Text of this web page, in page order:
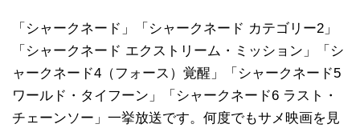
「シャークネード」「シャークネード カテゴリー2」
「シャークネード エクストリーム・ミッション」「シ
ャークネード4（フォース）覚醒」「シャークネード5
ワールド・タイフーン」「シャークネード6 ラスト・
チェーンソー」一挙放送です。何度でもサメ映画を見